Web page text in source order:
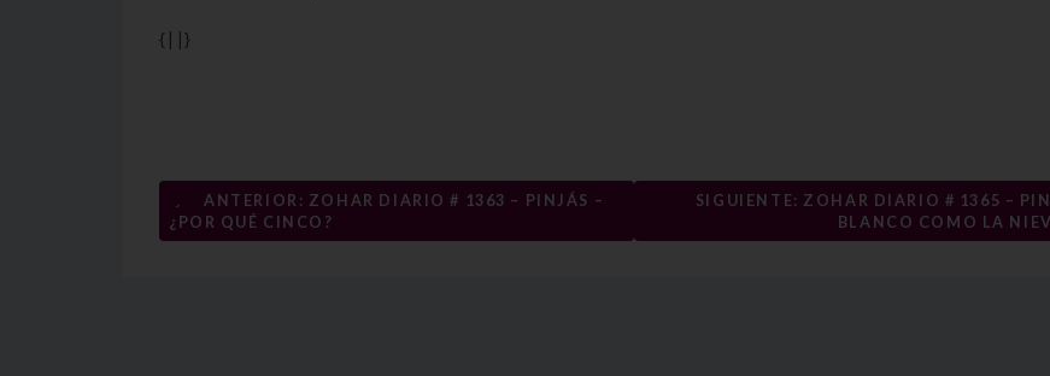
{||}
Navegación
de
←
ANTERIOR: ZOHAR DIARIO # 1363 – PINJÁS –
¿POR QUÉ CINCO?
SIGUIENTE: ZOHAR DIARIO # 1365 –
BLANCO COMO LA